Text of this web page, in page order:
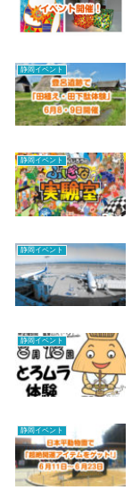
静岡イベント
静岡イベント
静岡イベント
静岡イベント
静岡イベント